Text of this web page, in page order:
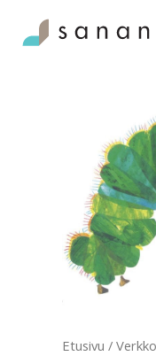
sisältöön
Etusivu /
toukka
paksulainen
määrä